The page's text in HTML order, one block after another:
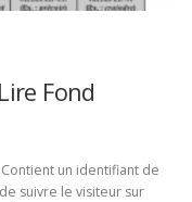
Fond
un identifiant de
suivre le visiteur sur